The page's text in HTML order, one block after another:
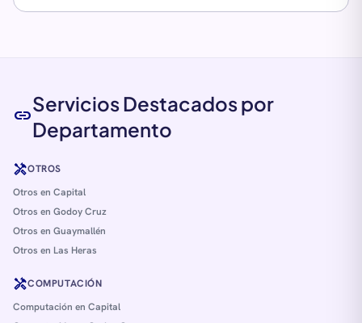
link
Servicios Destacados por
Departamento
handymanOTROS
Otros en Capital
Otros en Godoy Cruz
Otros en Guaymallén
Otros en Las Heras
handymanCOMPUTACIÓN
Computación en Capital